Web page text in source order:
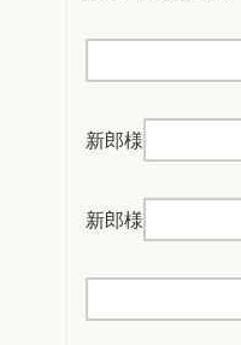
新郎様
新郎様